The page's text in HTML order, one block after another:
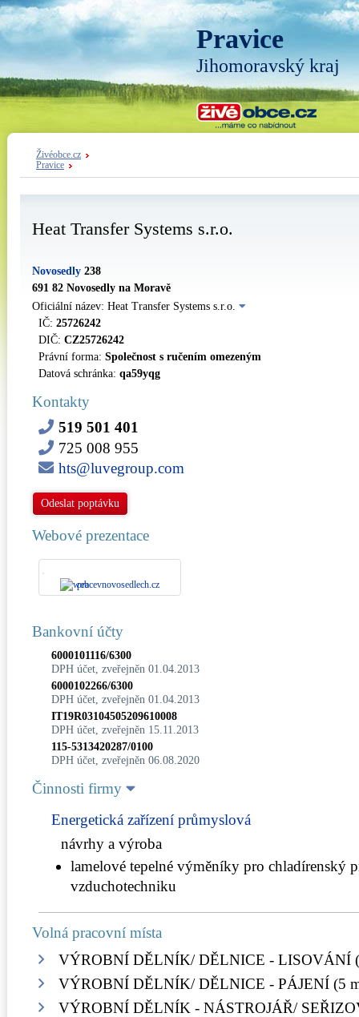
Pravice
Jihomoravský kraj
Živéobce.cz
Pravice
Heat Transfer Systems s.r.o.
Novosedly 238
691 82 Novosedly na Moravě
Oficiální název: Heat Transfer Systems s.r.o.
IČ: 25726242
DIČ: CZ25726242
Právní forma: Společnost s ručením omezeným
Datová schránka: qa59yqg
Kontakty
519 501 401
725 008 955
hts@luvegroup.com
Odeslat poptávku
Webové prezentace
pracevnovosedlech.cz
Bankovní účty
6000101116/6300
DPH účet, zveřejněn 01.04.2013
6000102266/6300
DPH účet, zveřejněn 01.04.2013
IT19R03104505209610008
DPH účet, zveřejněn 15.11.2013
115-5313420287/0100
DPH účet, zveřejněn 06.08.2020
Činnosti firmy
Energetická zařízení průmyslová
návrhy a výroba
lamelové tepelné výměníky pro chladírenský
vzduchotechniku
Volná pracovní místa
VÝROBNÍ DĚLNÍK/ DĚLNICE - LISOVÁNÍ
VÝROBNÍ DĚLNÍK/ DĚLNICE - PÁJENÍ (5
VÝROBNÍ DĚLNÍK - NÁSTROJÁŘ/